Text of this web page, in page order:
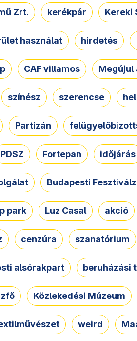
Zrt. kerékpár Kereki
használat hirdetés
CAF villamos Megújul
színész szerencse
Partizán
PDSZ Fortepan időjárás
Budapesti
park Luz Casal akció
cenzúra szanatórium
alsórakpart beruházási
Közlekedési Múzeum
weird